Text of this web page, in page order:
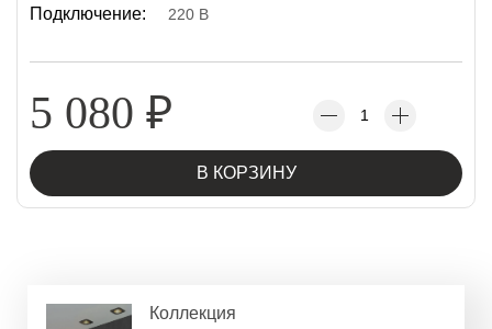
Подключение: 220 В
5 080 ₽
В КОРЗИНУ
Коллекция